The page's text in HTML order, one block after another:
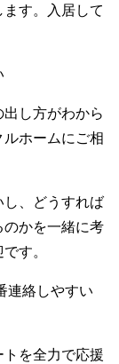
す。入居して
出し方がわから
ホームにご相
し、どうすれば
かを一緒に考
す。
連絡しやすい
トを全力で応援